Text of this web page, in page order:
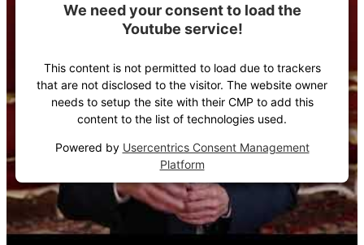
We need your consent to load the
Youtube service!
This content is not permitted to load due to trackers
that are not disclosed to the visitor. The website owner
needs to setup the site with their CMP to add this
content to the list of technologies used.
Powered by Usercentrics Consent Management
Platform